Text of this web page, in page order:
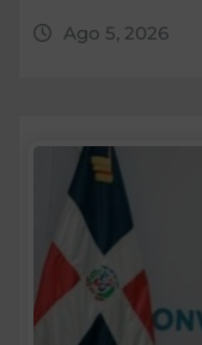
Ago 5, 2026